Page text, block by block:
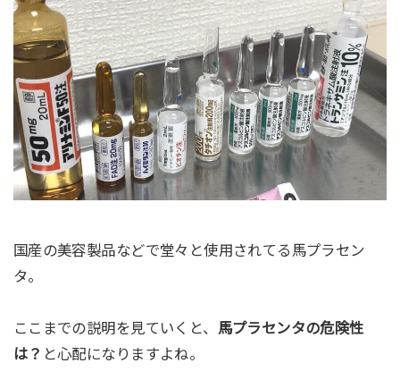
国産の美容製品などで堂々と使用されてる馬プラセン
タ。
ここまでの説明を見ていくと、 馬プラセンタの危険性
は？ と心配になりますよね。